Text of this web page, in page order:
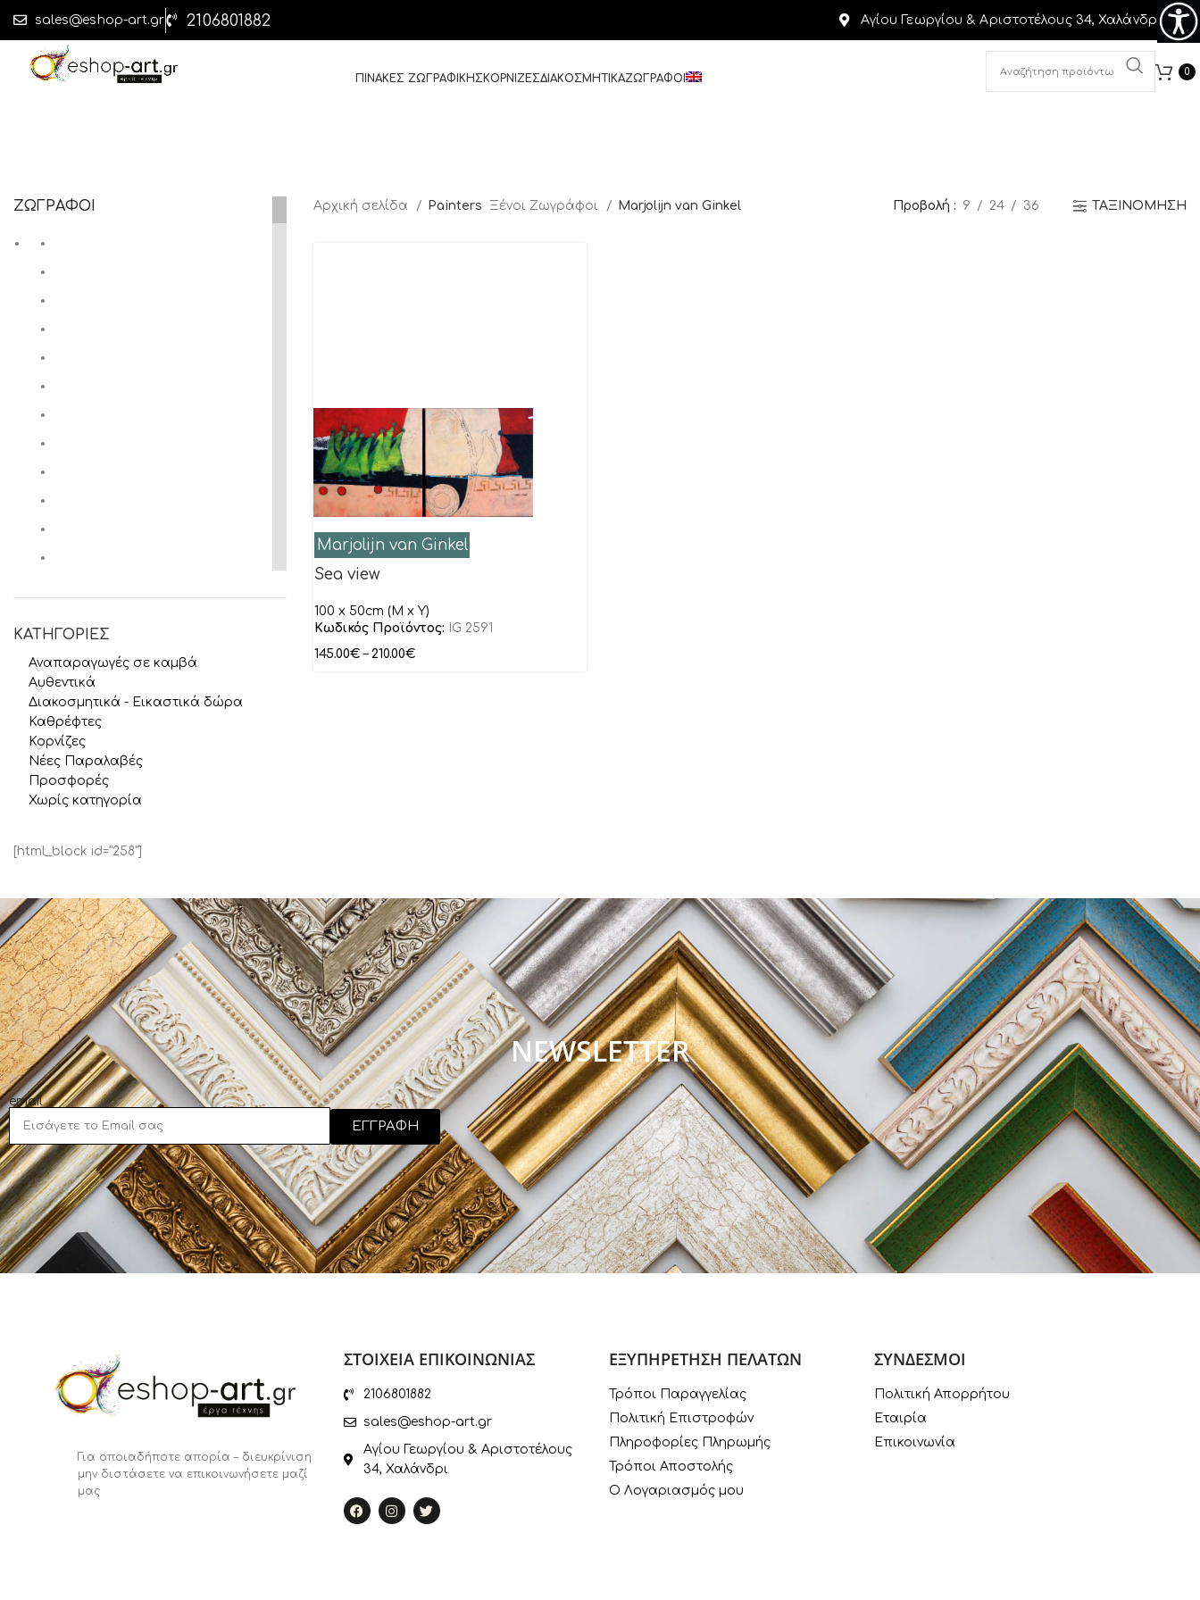
sales@eshop-art.gr 2106801882 Αγίου Γεωργίου & Αριστοτέλους 34, Χαλάνδρι
ΠΙΝΑΚΕΣ ΖΩΓΡΑΦΙΚΗΣΚΟΡΝΙΖΕΣΔΙΑΚΟΣΜΗΤΙΚΑΖΩΓΡΑΦΟΙ
0
ΖΩΓΡΑΦΟΙ
ΚΑΤΗΓΟΡΙΕΣ
Αναπαραγωγές σε καμβά
Αυθεντικά
Διακοσμητικά - Εικαστικά δώρα
Καθρέφτες
Κορνίζες
Νέες Παραλαβές
Προσφορές
Χωρίς κατηγορία
Αρχική σελίδα Painters Ξένοι Ζωγράφοι Marjolijn van Ginkel Προβολή 9 24 36 ΤΑΞΙΝΟΜΗΣΗ
Marjolijn van Ginkel
Sea view
100 x 50cm (M x Y)
Κωδικός Προϊόντος:
IG 2591
145.00€ – 210.00€
[html_block id="258"]
NEWSLETTER
email
ΕΓΓΡΑΦΗ
Για οποιαδήποτε απορία – διευκρίνιση
μην διστάσετε να επικοινωνήσετε μαζί
μας
ΣΤΟΙΧΕΙΑ ΕΠΙΚΟΙΝΩΝΙΑΣ
2106801882
sales@eshop-art.gr
Αγίου Γεωργίου & Αριστοτέλους
34, Χαλάνδρι
ΕΞΥΠΗΡΕΤΗΣΗ ΠΕΛΑΤΩΝ
Τρόποι Παραγγελίας
Πολιτική Επιστροφών
Πληροφορίες Πληρωμής
Τρόποι Αποστολής
Ο Λογαριασμός μου
ΣΥΝΔΕΣΜΟΙ
Πολιτική Απορρήτου
Εταιρία
Επικοινωνία